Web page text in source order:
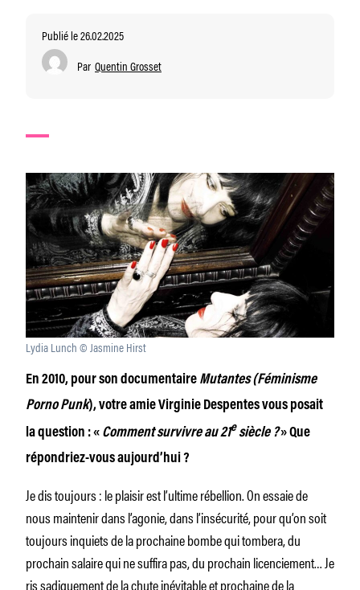
Publié le 26.02.2025
Par Quentin Grosset
Lydia Lunch © Jasmine Hirst
En 2010, pour son documentaire Mutantes (Féminisme
Porno Punk), votre amie Virginie Despentes vous posait
la question : « Comment survivre au 21e siècle ?» Que
répondriez-vous aujourd’hui ?
Je dis toujours : le plaisir est l’ultime rébellion. On essaie de
nous maintenir dans l’agonie, dans l’insécurité, pour qu’on soit
toujours inquiets de la prochaine bombe qui tombera, du
prochain salaire qui ne suffira pas, du prochain licenciement… Je
ris sadiquement de la chute inévitable et prochaine de la